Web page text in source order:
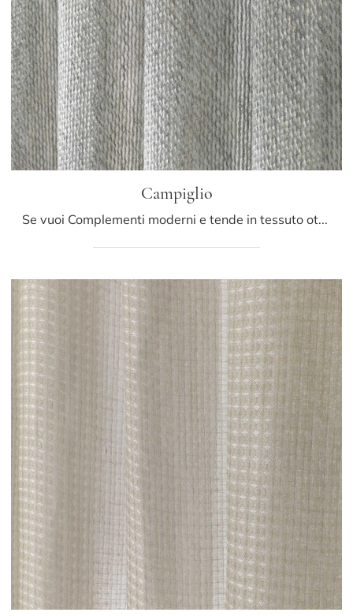
Campiglio
Se vuoi Complementi moderni e tende in tessuto ottieni informazioni sul modello Campiglio della firma Athena Collezioni.